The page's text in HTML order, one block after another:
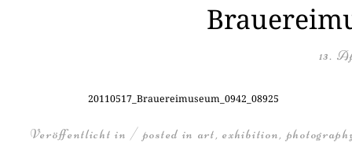
13.
20110517_Brauereimuseum_0942_08925
Veröffentlicht in / posted in art,exhibition,